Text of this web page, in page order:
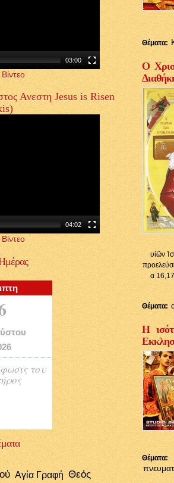
03:00
Ανεστη Jesus is Risen
04:02
του
Αγία Γραφή Θεός
Θέματα:
Ο
υἱῶν
α 16,17
Θέματα:
Η
Θέματα: